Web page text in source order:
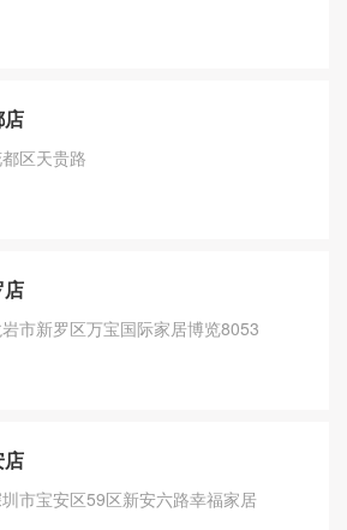
店
区天贵路
店
市新罗区万宝国际家居博览8053
店
市宝安区59区新安六路幸福家居